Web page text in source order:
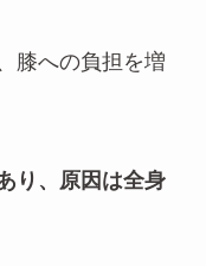
膝への負担を増
り、原因は全身